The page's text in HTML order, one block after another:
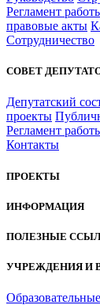
Регламент
правовые акты
Сотрудничество
СОВЕТ
Депутатский
проекты
Регламент
Контакты
ПРОЕКТЫ
ИНФОРМАЦИЯ
ПОЛЕЗНЫЕ
УЧРЕЖДЕНИЯ И